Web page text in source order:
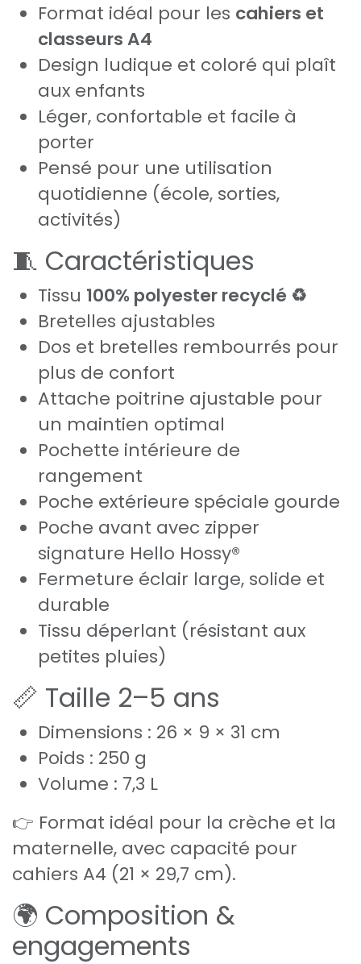
Format idéal pour les cahiers et
classeurs A4
Design ludique et coloré qui plaît
aux enfants
Léger, confortable et facile à
porter
Pensé pour une utilisation
quotidienne (école, sorties,
activités)
🧵 Caractéristiques
Tissu 100% polyester recyclé ♻️
Bretelles ajustables
Dos et bretelles rembourrés pour
plus de confort
Attache poitrine ajustable pour
un maintien optimal
Pochette intérieure de
rangement
Poche extérieure spéciale gourde
Poche avant avec zipper
signature Hello Hossy®
Fermeture éclair large, solide et
durable
Tissu déperlant (résistant aux
petites pluies)
📏 Taille 2–5 ans
Dimensions : 26 × 9 × 31 cm
Poids : 250 g
Volume : 7,3 L
👉 Format idéal pour la crèche et la
maternelle, avec capacité pour
cahiers A4 (21 × 29,7 cm).
🌍 Composition &
engagements